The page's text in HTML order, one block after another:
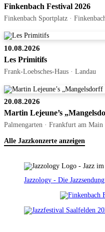
Finkenbach Festival 2026
Finkenbach Sportplatz ·
10.08.2026
Les Primitifs
Frank-Loebsches-Haus · Landau
20.08.2026
Martin Lejeune’s
Palmengarten · Frankfurt am Main
Alle Jazzkonzerte anzeigen
Jazzology - Die